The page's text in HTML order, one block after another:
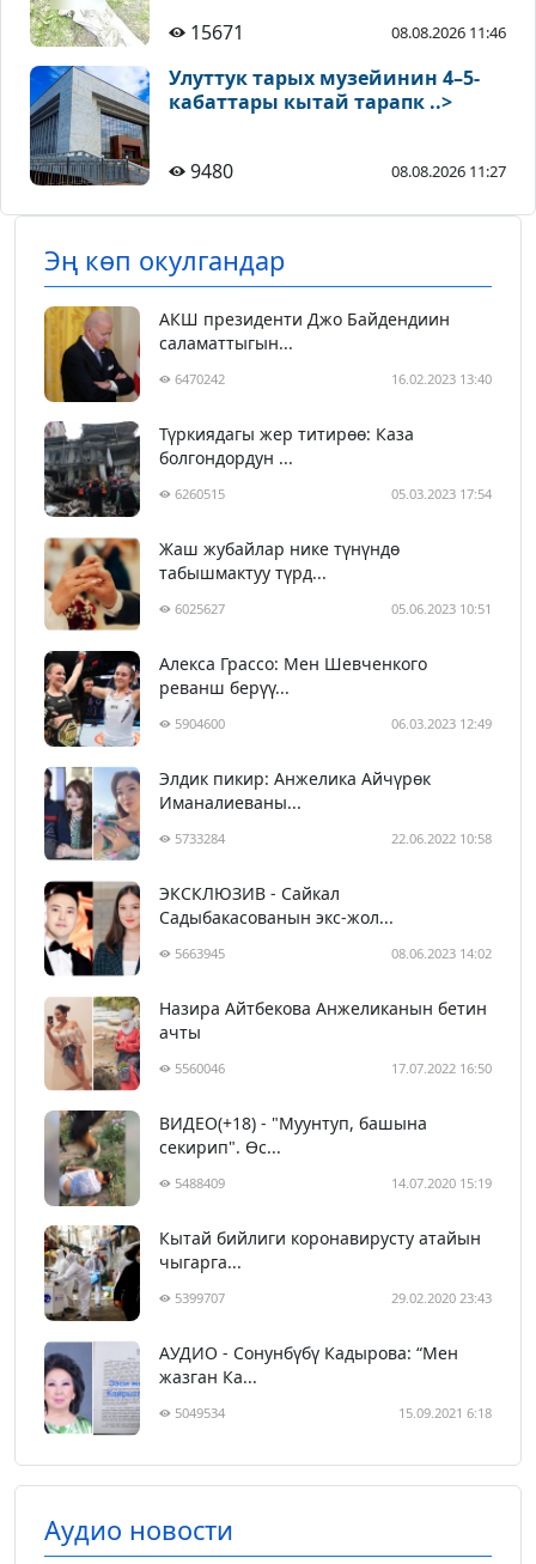
15671 08.08.2026 11:46
Улуттук тарых музейинин 4–5-
кабаттары кытай тарапк ..>
9480 08.08.2026 11:27
Эң көп окулгандар
АКШ президенти Джо Байдендиин
саламаттыгын...
6470242 16.02.2023 13:40
Түркиядагы жер титирөө: Каза
болгондордун ...
6260515 05.03.2023 17:54
Жаш жубайлар нике түнүндө
табышмактуу түрд...
6025627 05.06.2023 10:51
Алекса Грассо: Мен Шевченкого
реванш берүү...
5904600 06.03.2023 12:49
Элдик пикир: Анжелика Айчүрөк
Иманалиеваны...
5733284 22.06.2022 10:58
ЭКСКЛЮЗИВ - Сайкал
Садыбакасованын экс-жол...
5663945 08.06.2023 14:02
Назира Айтбекова Анжеликанын бетин
ачты
5560046 17.07.2022 16:50
ВИДЕО(+18) - "Муунтуп, башына
секирип". Өс...
5488409 14.07.2020 15:19
Кытай бийлиги коронавирусту атайын
чыгарга...
5399707 29.02.2020 23:43
АУДИО - Сонунбүбү Кадырова: “Мен
жазган Ка...
5049534 15.09.2021 6:18
Аудио новости